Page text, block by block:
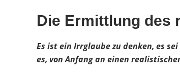
Die Ermittlung des
Es ist ein Irrglaube zu denken, es
es, von Anfang an einen